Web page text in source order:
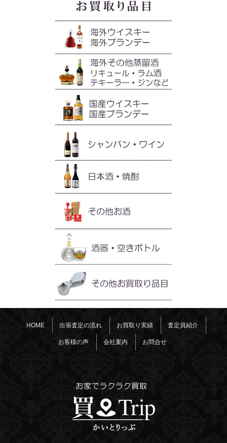
HOME 出張査定の流れ お買取り実績 査定員紹介
お客様の声 会社案内 お問合せ